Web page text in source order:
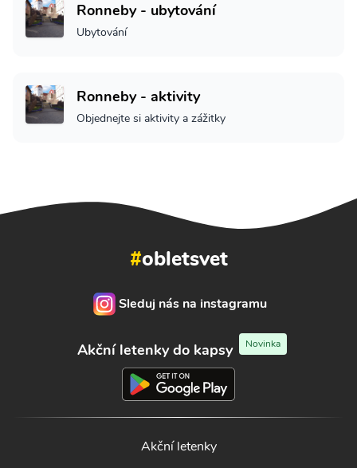
Ronneby - ubytování
Ubytování
Ronneby - aktivity
Objednejte si aktivity a zážitky
#obletsvet
Sleduj nás na instagramu
Akční letenky do kapsy Novinka
Akční letenky